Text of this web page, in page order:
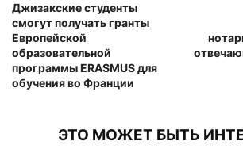
Джизакские студенты
смогут получать гранты
Европейской
образовательной
программы ERASMUS для
обучения во Франции
ЭТО МОЖЕТ БЫТЬ